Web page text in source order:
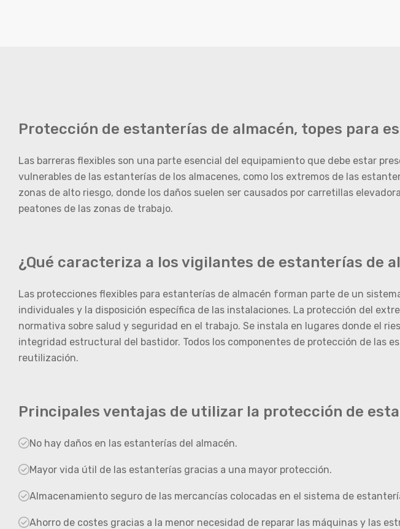
Protección de estanterías de almacén, topes para
Las barreras flexibles son una parte esencial del equipamiento que debe estar
vulnerables de las estanterías de los almacenes, como los extremos de las
zonas de alto riesgo, donde los daños suelen ser causados por carretillas
peatones de las zonas de trabajo.
¿Qué caracteriza a los vigilantes de estanterías de
Las protecciones flexibles para estanterías de almacén forman parte de un
individuales y la disposición específica de las instalaciones. La protección del
normativa sobre salud y seguridad en el trabajo. Se instala en lugares donde el
integridad estructural del bastidor. Todos los componentes de protección de las
reutilización.
Principales ventajas de utilizar la protección de
No hay daños en las estanterías del almacén.
Mayor vida útil de las estanterías gracias a una mayor protección.
Almacenamiento seguro de las mercancías colocadas en el sistema de
Ahorro de costes gracias a la menor necesidad de reparar las máquinas y las